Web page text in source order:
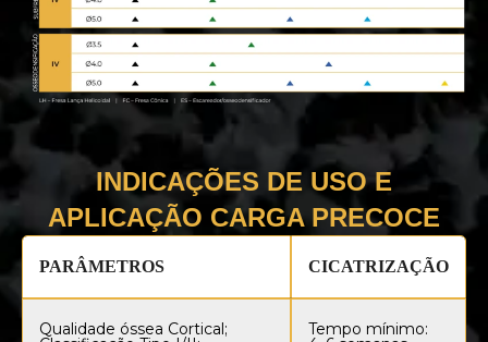
INDICAÇÕES DE USO E
APLICAÇÃO CARGA PRECOCE
PARÂMETROS CICATRIZAÇÃO
Qualidade óssea Cortical; Tempo mínimo: